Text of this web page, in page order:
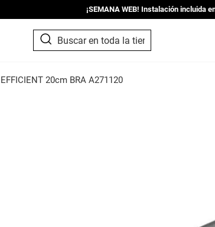
¡SEMANA WEB! Instalación incluida
Search
SEARCH
20cm BRA A271120